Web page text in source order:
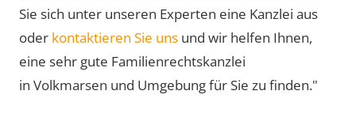
Sie sich unter unseren Experten eine Kanzlei aus
oder kontaktieren Sie uns und wir helfen Ihnen,
eine sehr gute Familienrechtskanzlei
in Volkmarsen und Umgebung für Sie zu finden."